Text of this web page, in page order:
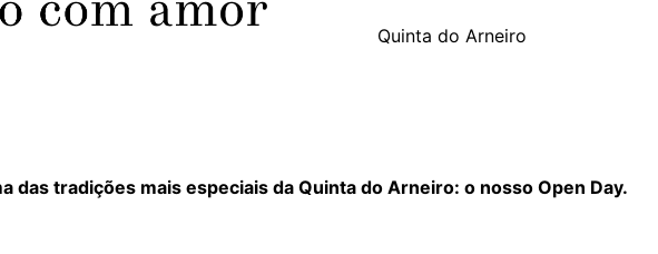
Quinta do Arneiro
das tradições mais especiais da Quinta do Arneiro: o nosso Open Day.